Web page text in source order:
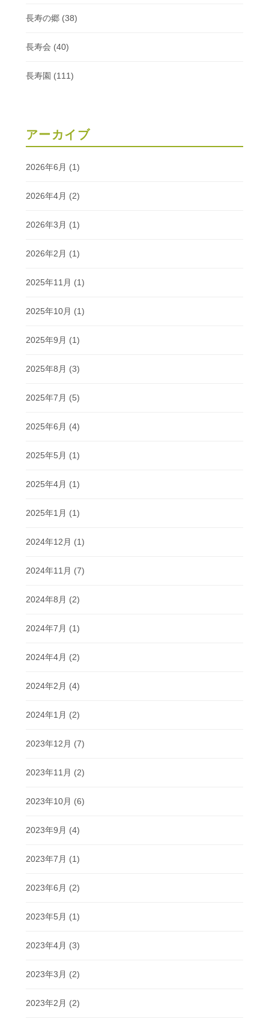
長寿の郷(38)
長寿会 (40)
長寿園 (111)
アーカイブ
2026年6月 (1)
2026年4月 (2)
2026年3月 (1)
2026年2月 (1)
2025年11月 (1)
2025年10月 (1)
2025年9月 (1)
2025年8月 (3)
2025年7月 (5)
2025年6月 (4)
2025年5月 (1)
2025年4月 (1)
2025年1月 (1)
2024年12月 (1)
2024年11月 (7)
2024年8月 (2)
2024年7月 (1)
2024年4月 (2)
2024年2月 (4)
2024年1月 (2)
2023年12月 (7)
2023年11月 (2)
2023年10月 (6)
2023年9月 (4)
2023年7月 (1)
2023年6月 (2)
2023年5月 (1)
2023年4月 (3)
2023年3月 (2)
2023年2月 (2)